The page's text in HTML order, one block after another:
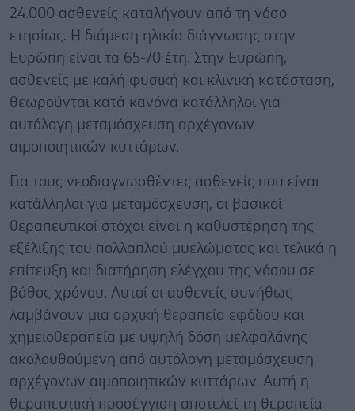
24.000 ασθενείς καταλήγουν από τη νόσο
ετησίως. Η διάμεση ηλικία διάγνωσης στην
Ευρώπη είναι τα 65-70 έτη. Στην Ευρώπη,
ασθενείς με καλή φυσική και κλινική κατάσταση,
θεωρούνται κατά κανόνα κατάλληλοι για
αυτόλογη μεταμόσχευση αρχέγονων
αιμοποιητικών κυττάρων.
Για τους νεοδιαγνωσθέντες ασθενείς που είναι
κατάλληλοι για μεταμόσχευση, οι βασικοί
θεραπευτικοί στόχοι είναι η καθυστέρηση της
εξέλιξης του πολλαπλού μυελώματος και τελικά η
επίτευξη και διατήρηση ελέγχου της νόσου σε
βάθος χρόνου. Αυτοί οι ασθενείς συνήθως
λαμβάνουν μια αρχική θεραπεία εφόδου και
χημειοθεραπεία με υψηλή δόση μελφαλάνης
ακολουθούμενη από αυτόλογη μεταμόσχευση
αρχέγονων αιμοποιητικών κυττάρων. Αυτή η
θεραπευτική προσέγγιση αποτελεί τη θεραπεία